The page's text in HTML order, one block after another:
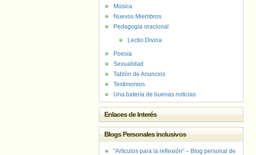
Música
Nuevos Miembros
Pedagogía oracional
Lectio Divina
Poesía
Sexualidad
Tablón de Anuncios
Testimonios
Una batería de buenas noticias
Enlaces de Interés
Blogs Personales inclusivos
"Artículos para la reflexión" – Blog personal de